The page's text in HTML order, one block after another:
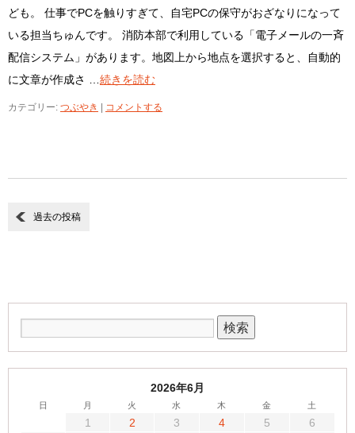
ども。 仕事でPCを触りすぎて、自宅PCの保守がおざなりになって
いる担当ちゅんです。 消防本部で利用している「電子メールの一斉
配信システム」があります。地図上から地点を選択すると、自動的
に文章が作成さ … 続きを読む
カテゴリー: つぶやき コメントする
過去の投稿
2026年6月
日 月 火 水 木 金 土
1 2 3 4 5
6